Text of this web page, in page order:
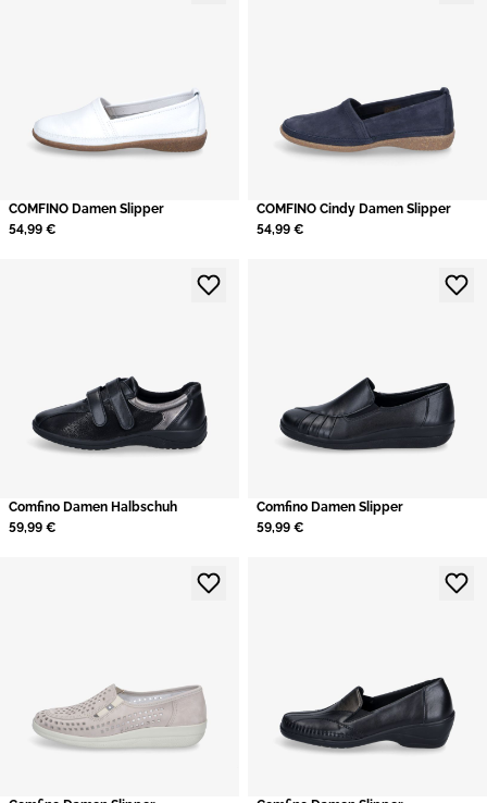
COMFINO Damen Slipper
54,99 €
COMFINO Cindy Damen Slipper
54,99 €
Comfino Damen Halbschuh
59,99 €
Comfino Damen Slipper
59,99 €